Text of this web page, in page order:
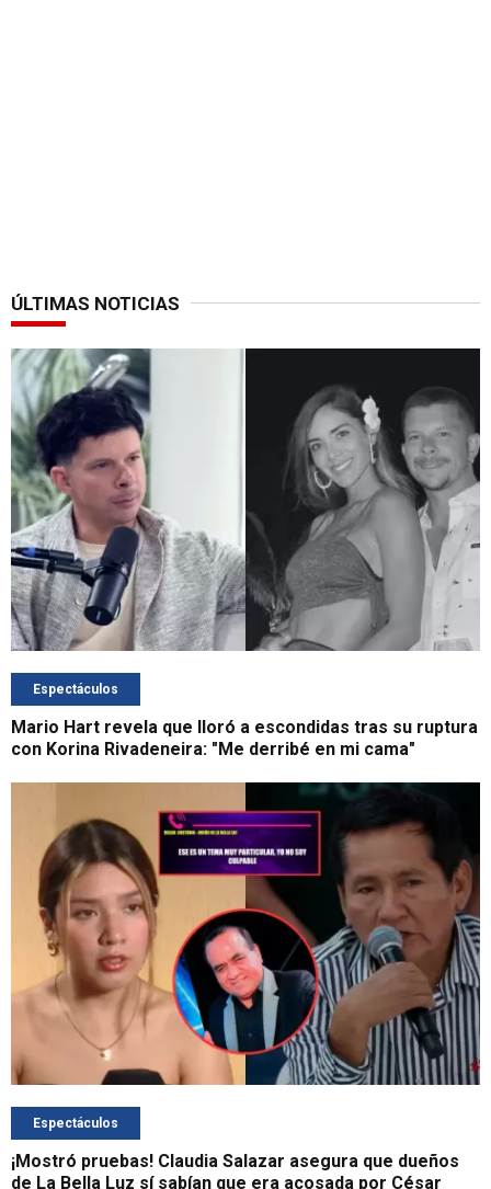
ÚLTIMAS NOTICIAS
Espectáculos
Mario Hart revela que lloró a escondidas tras su ruptura
con Korina Rivadeneira: "Me derribé en mi cama"
Espectáculos
¡Mostró pruebas! Claudia Salazar asegura que dueños
de La Bella Luz sí sabían que era acosada por César